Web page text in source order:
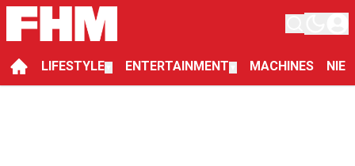
LIFESTYLE ENTERTAINMENT MACHINES